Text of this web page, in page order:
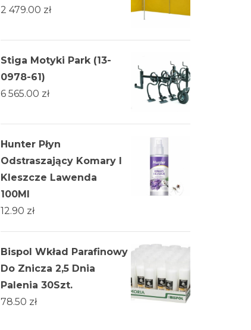
2 479.00 zł
Stiga Motyki Park (13-
0978-61)
6 565.00 zł
Hunter Płyn
Odstraszający Komary I
Kleszcze Lawenda
100Ml
12.90 zł
Bispol Wkład Parafinowy
Do Znicza 2,5 Dnia
Palenia 30Szt.
78.50 zł